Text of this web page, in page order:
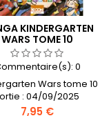
KINDERGARTEN
WARS TOME 10
0
Wars tome 10
: 04/09/2025
Prix
7,95 €